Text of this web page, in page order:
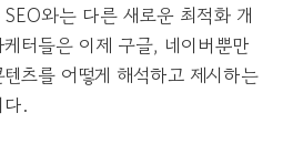
와는 다른 새로운 최적화 개
터들은 이제 구글, 네이버뿐만
츠를 어떻게 해석하고 제시하는
.